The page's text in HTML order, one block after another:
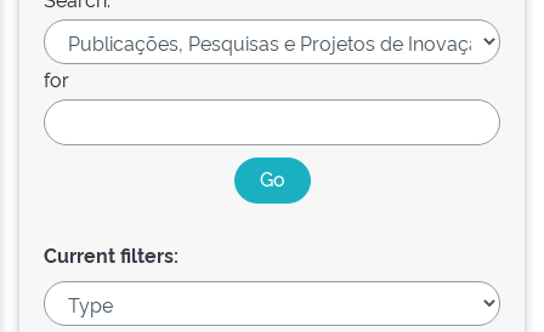
for
Current filters: